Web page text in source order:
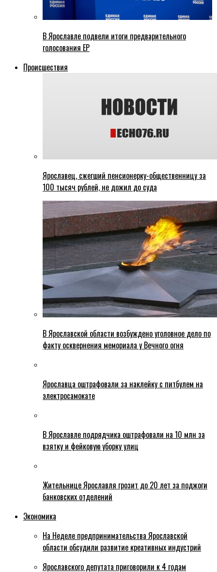
В Ярославле подвели итоги предварительного
голосования ЕР
Происшествия
Ярославец, сжегший пенсионерку-общественницу за
100 тысяч рублей, не дожил до суда
В Ярославской области возбуждено уголовное дело по
факту осквернения мемориала у Вечного огня
Ярославца оштрафовали за наклейку с питбулем на
электросамокате
В Ярославле подрядчика оштрафовали на 10 млн за
взятку и фейковую уборку улиц
Жительнице Ярославля грозит до 20 лет за поджоги
банковских отделений
Экономика
На Неделе предпринимательства Ярославской
области обсудили развитие креативных индустрий
Ярославского депутата приговорили к 4 годам